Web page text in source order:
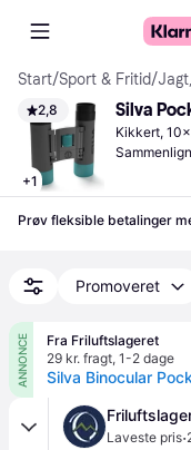
Start/Sport & Fritid/
2,8
+1
Silva
Kikkert,
Prøv fleksible betalinger
Promoveret
ANNONCE
Fra Friluftslageret
29 kr. fragt, 1-2 dage
Silva Binocular
Laveste pris·